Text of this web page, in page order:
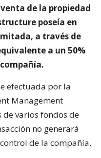
de la propiedad
poseía en
a través de
a un 50%
efectuada por la
Management
de varios fondos de
no generará
de la compañía.